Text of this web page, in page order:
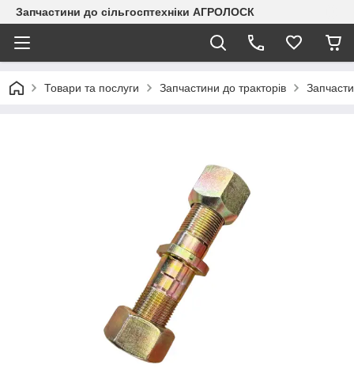
Запчастини до сільгосптехніки АГРОЛОСК
Товари та послуги Запчастини до тракторів